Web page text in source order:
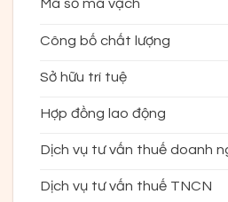
Mã số mã vạch
Công bố chất lượng
Sở hữu trí tuệ
Hợp đồng lao động
Dịch vụ tư vấn thuế doanh
Dịch vụ tư vấn thuế TNCN